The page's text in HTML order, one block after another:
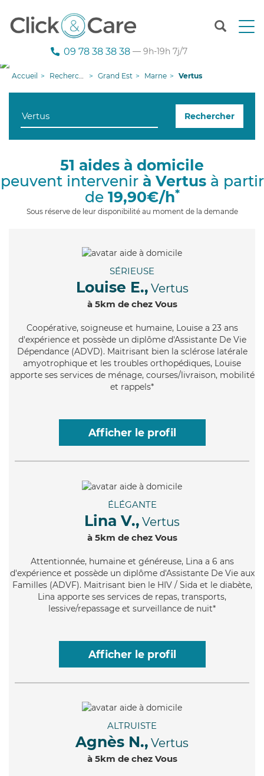
T
n
g
i
09 78 38 38 38 — 9h-19h 7j/7
Accueil Recherche aide à domicile Grand Est Marne Vertus
Rechercher
51 aides à domicile
peuvent intervenir à Vertusà partir
de 19,90€/h*
Sous réserve de leur disponibilité au moment de la demande
SÉRIEUSE
Louise E., Vertus
à 5km de chez Vous
Coopérative, soigneuse et humaine, Louise a 23 ans
d'expérience et possède un diplôme d'Assistante De Vie
Dépendance (ADVD). Maitrisant bien la sclérose latérale
amyotrophique et les troubles orthopédiques, Louise
apporte ses services de ménage, courses/livraison, mobilité
et rappels*
Afficher le profil
ÉLÉGANTE
Lina V., Vertus
à 5km de chez Vous
Attentionnée, humaine et généreuse, Lina a 6 ans
d'expérience et possède un diplôme d'Assistante De Vie aux
Familles (ADVF). Maitrisant bien le HIV / Sida et le diabète,
Lina apporte ses services de repas, transports,
lessive/repassage et surveillance de nuit*
Afficher le profil
ALTRUISTE
Agnès N., Vertus
à 5km de chez Vous